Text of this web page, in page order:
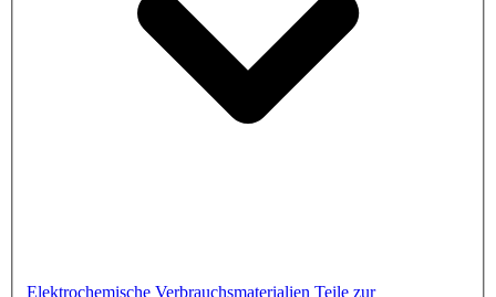
Elektrochemische Verbrauchsmaterialien Teile zur